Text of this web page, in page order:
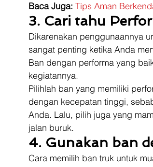
Baca Juga: Tips Aman
3. Cari tahu
Dikarenakan penggunaannya
sangat penting ketika Anda
Ban dengan performa yang
kegiatannya.
Pilihlah ban yang memiliki
dengan kecepatan tinggi,
Anda. Lalu, pilih juga yang
jalan buruk.
4. Gunakan ban
Cara memilih ban truk untuk